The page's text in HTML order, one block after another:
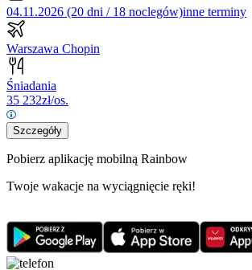
04.11.2026 (20 dni / 18 noclegów)inne terminy
Warszawa Chopin
Śniadania
35 232zł/os.
Szczegóły
Pobierz aplikację mobilną Rainbow
Twoje wakacje na wyciągnięcie ręki!